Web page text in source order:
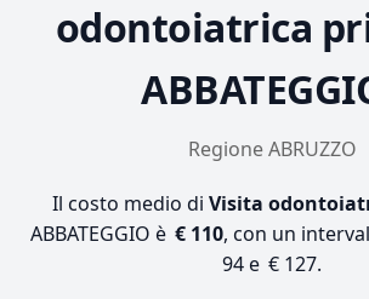
odontoiatrica
Regione ABRUZZO
Il costo medio di Visita
ABBATEGGIO è € 110, con un
94 e € 127.